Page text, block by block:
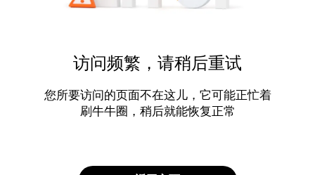
访问频繁，请稍后重试
您所要访问的页面不在这儿，它可能正忙着
刷牛牛圈，稍后就能恢复正常